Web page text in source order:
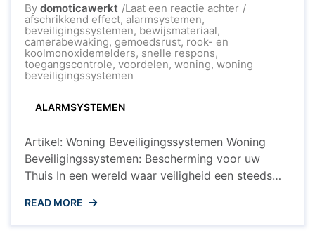
By domoticawerkt Laat een reactie achterop
Voor
Veiligheid
afschrikkend effect, alarmsystemen,
beveiligingssystemen, bewijsmateriaal,
camerabewaking, gemoedsrust, rook- en
koolmonoxidemelders, snelle respons,
toegangscontrole, voordelen, woning, woning
beveiligingssystemen
ALARMSYSTEMEN
Artikel: Woning Beveiligingssystemen Woning
Beveiligingssystemen: Bescherming voor uw
Thuis In een wereld waar veiligheid een steeds
woning essentieel. Woning beveiligingssystemen
bieden een effectieve manier om uw huis en
READ MORE